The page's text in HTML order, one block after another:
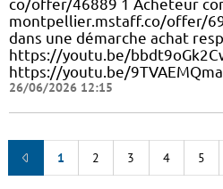
co/offer/46889 1 Acheteur
montpellier.mstaff.co/offer/
dans une démarche achat
https://youtu.be/
https://youtu.be/
26/06/2026 12:15
1 2 3 4 5